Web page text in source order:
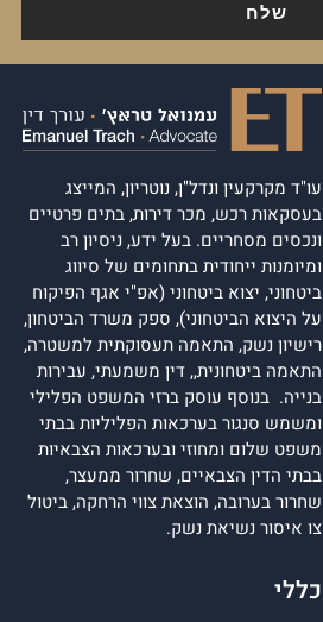
עו"ד מקרקעין ונדל"ן, נוטריון, המייצג
בעסקאות רכש, מכר דירות, בתים פרטיים
ונכסים מסחריים. בעל ידע, ניסיון רב
ומיומנות ייחודית בתחומים של סיווג
ביטחוני, יצוא ביטחוני (אפ"י אגף הפיקוח
על היצוא הביטחוני), ספק משרד הביטחון,
רישיון נשק, התאמה תעסוקתית למשטרה,
התאמה ביטחונית,, דין משמעתי, עבירות
בנייה. בנוסף עוסק ברזי המשפט הפלילי
ומשמש סנגור בערכאות הפליליות בבתי
משפט שלום ומחוזי ובערכאות הצבאיות
בבתי הדין הצבאיים, שחרור ממעצר,
שחרור בערובה, הוצאת צווי הרחקה, ביטול
צו איסור נשיאת נשק.
כללי